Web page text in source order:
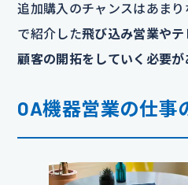
追加購入のチャンスはあま
で紹介した飛び込み営業や
顧客の開拓をしていく必要が
OA機器営業の仕事